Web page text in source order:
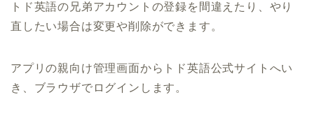
トド英語の兄弟アカウントの登録を間違えたり、やり
直したい場合は変更や削除ができます。
アプリの親向け管理画面からトド英語公式サイトへい
き、ブラウザでログインします。